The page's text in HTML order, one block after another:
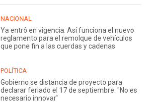
NACIONAL
Ya entró en vigencia: Así funciona el nuevo
reglamento para el remolque de vehículos
que pone fin a las cuerdas y cadenas
POLÍTICA
Gobierno se distancia de proyecto para
declarar feriado el 17 de septiembre: "No es
necesario innovar"